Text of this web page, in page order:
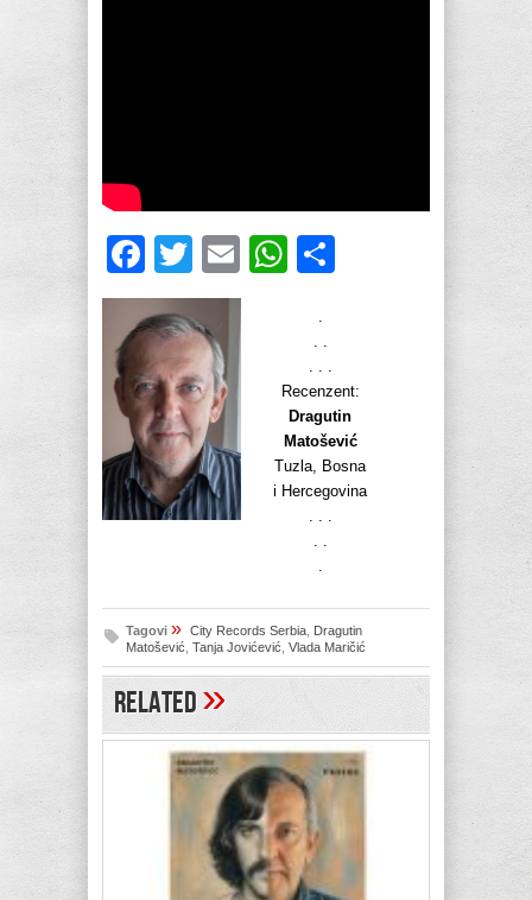
Facebook
Twitter
EmailWhatsApp
.
. .
. . .
Recenzent:
Dragutin
Matošević
Tuzla, Bosna
i Hercegovina
. . .
. .
.
Tagovi » City Records Serbia, Dragutin
Matošević, Tanja Jovićević, Vlada Maričić
Related»